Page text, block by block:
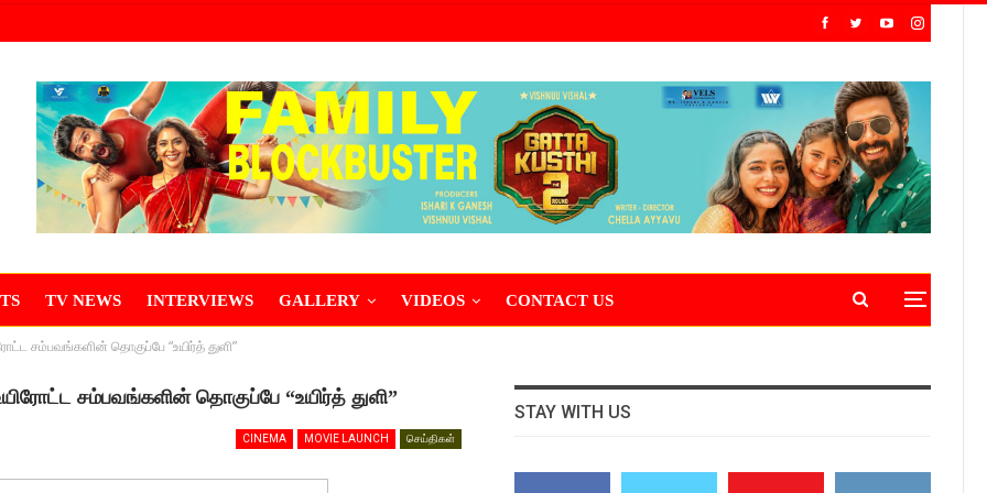
TV NEWS INTERVIEWS GALLERY VIDEOS CONTACT US
சம்பவங்களின் தொகுப்பே “உயிர்த் துளி”
சம்பவங்களின் தொகுப்பே “உயிர்த் துளி”
CINEMA MOVIE LAUNCH செய்திகள்
STAY WITH US